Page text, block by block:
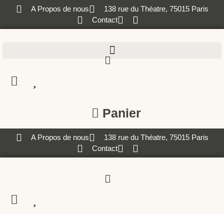
A Propos de nous
138 rue du Théatre, 75015 Paris
Contact
Panier
A Propos de nous
138 rue du Théatre, 75015 Paris
Contact